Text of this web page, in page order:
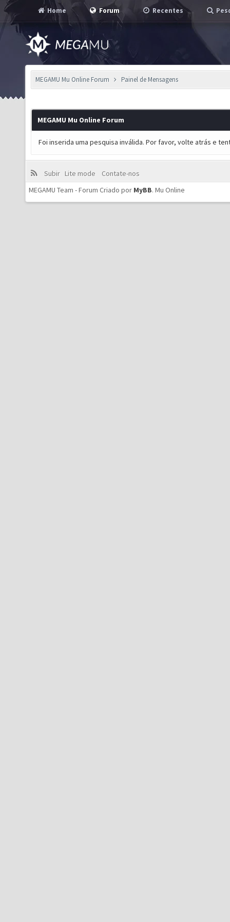
Home Forum Recentes
MEGAMU Mu Online Forum Painel de Mensagens
MEGAMU Mu Online Forum
Foi inserida uma pesquisa inválida. Por favor, volte atrás e
Subir Lite mode
Contate-nos
MEGAMU Team - Forum Criado por MyBB. Mu Online